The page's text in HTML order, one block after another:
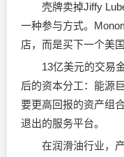
壳牌卖掉Jiffy Lube
一种参与方式。
店，而是买下一个美
13亿美元的交易金
后的资本分工：能源
要更高回报的资产组
退出的服务平台。
在润滑油行业，产